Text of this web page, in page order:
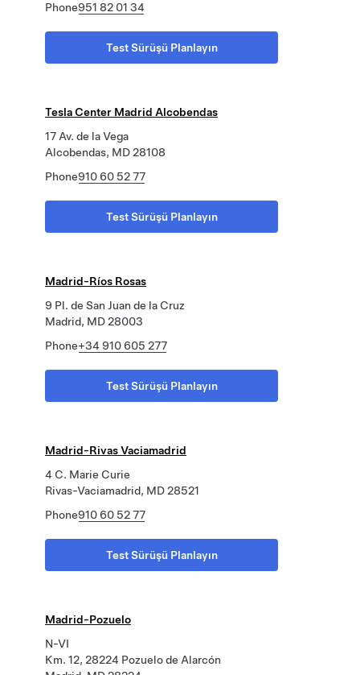
Phone951 82 01 34
Test Sürüşü Planlayın
Tesla Center Madrid Alcobendas
17 Av. de la Vega
Alcobendas, MD 28108
Phone910 60 52 77
Test Sürüşü Planlayın
Madrid-Ríos Rosas
9 Pl. de San Juan de la Cruz
Madrid, MD 28003
Phone+34 910 605 277
Test Sürüşü Planlayın
Madrid-Rivas Vaciamadrid
4 C. Marie Curie
Rivas-Vaciamadrid, MD 28521
Phone910 60 52 77
Test Sürüşü Planlayın
Madrid-Pozuelo
N-VI
Km. 12, 28224 Pozuelo de Alarcón